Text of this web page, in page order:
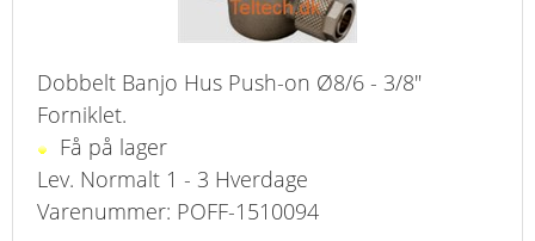
Dobbelt Banjo Hus Push-on Ø8/6 - 3/8"
Forniklet.
Få på lager
Lev. Normalt 1 - 3 Hverdage
Varenummer: POFF-1510094